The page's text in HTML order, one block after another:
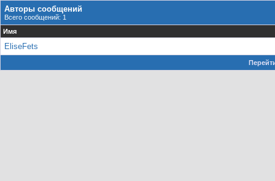
Авторы сообщений
Всего сообщений: 1
Имя
EliseFets